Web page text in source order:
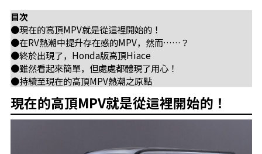
目次
●現在的高頂MPV就是從這裡開始的！
●在RV熱潮中提升存在感的MPV，然而……？
●終於出現了，Honda版高頂Hiace
●雖然看起來簡單，但處處都體現了用心！
●持續至現在的高頂MPV熱潮之原點
現在的高頂MPV就是從這裡開始的！